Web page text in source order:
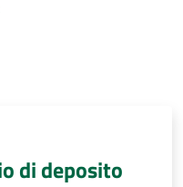
di deposito